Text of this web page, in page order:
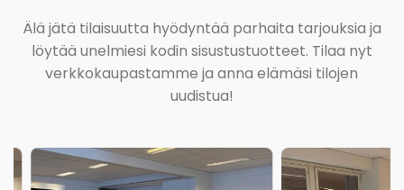
Älä jätä tilaisuutta hyödyntää parhaita tarjouksia ja
löytää unelmiesi kodin sisustustuotteet. Tilaa nyt
verkkokaupastamme ja anna elämäsi tilojen
uudistua!